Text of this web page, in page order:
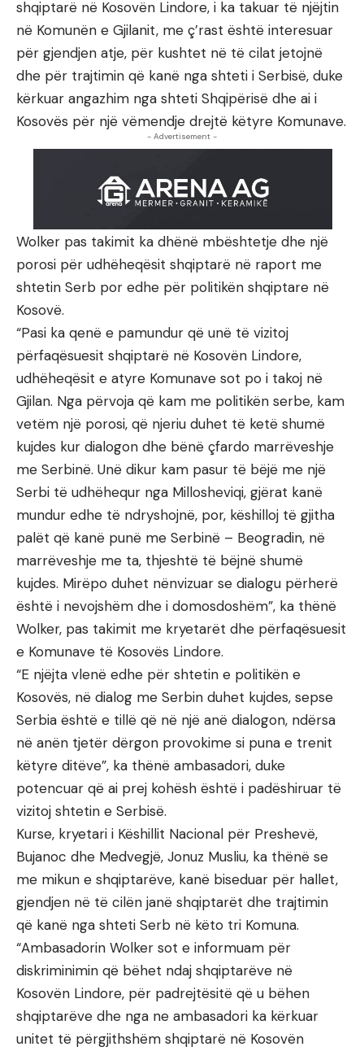
shqiptarë në Kosovën Lindore, i ka takuar të njëjtin
në Komunën e Gjilanit, me ç’rast është interesuar
për gjendjen atje, për kushtet në të cilat jetojnë
dhe për trajtimin që kanë nga shteti i Serbisë, duke
kërkuar angazhim nga shteti Shqipërisë dhe ai i
Kosovës për një vëmendje drejtë këtyre Komunave.
- Advertisement -
Wolker pas takimit ka dhënë mbështetje dhe një
porosi për udhëheqësit shqiptarë në raport me
shtetin Serb por edhe për politikën shqiptare në
Kosovë.
“Pasi ka qenë e pamundur që unë të vizitoj
përfaqësuesit shqiptarë në Kosovën Lindore,
udhëheqësit e atyre Komunave sot po i takoj në
Gjilan. Nga përvoja që kam me politikën serbe, kam
vetëm një porosi, që njeriu duhet të ketë shumë
kujdes kur dialogon dhe bënë çfardo marrëveshje
me Serbinë. Unë dikur kam pasur të bëjë me një
Serbi të udhëhequr nga Millosheviqi, gjërat kanë
mundur edhe të ndryshojnë, por, këshilloj të gjitha
palët që kanë punë me Serbinë – Beogradin, në
marrëveshje me ta, thjeshtë të bëjnë shumë
kujdes. Mirëpo duhet nënvizuar se dialogu përherë
është i nevojshëm dhe i domosdoshëm”, ka thënë
Wolker, pas takimit me kryetarët dhe përfaqësuesit
e Komunave të Kosovës Lindore.
“E njëjta vlenë edhe për shtetin e politikën e
Kosovës, në dialog me Serbin duhet kujdes, sepse
Serbia është e tillë që në një anë dialogon, ndërsa
në anën tjetër dërgon provokime si puna e trenit
këtyre ditëve”, ka thënë ambasadori, duke
potencuar që ai prej kohësh është i padëshiruar të
vizitoj shtetin e Serbisë.
Kurse, kryetari i Këshillit Nacional për Preshevë,
Bujanoc dhe Medvegjë, Jonuz Musliu, ka thënë se
me mikun e shqiptarëve, kanë biseduar për hallet,
gjendjen në të cilën janë shqiptarët dhe trajtimin
që kanë nga shteti Serb në këto tri Komuna.
“Ambasadorin Wolker sot e informuam për
diskriminimin që bëhet ndaj shqiptarëve në
Kosovën Lindore, për padrejtësitë që u bëhen
shqiptarëve dhe nga ne ambasadori ka kërkuar
unitet të përgjithshëm shqiptarë në Kosovën